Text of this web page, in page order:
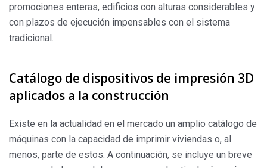
promociones enteras, edificios con alturas considerables y
con plazos de ejecución impensables con el sistema
tradicional.
Catálogo de dispositivos de impresión 3D
aplicados a la construcción
Existe en la actualidad en el mercado un amplio catálogo de
máquinas con la capacidad de imprimir viviendas o, al
menos, parte de estos. A continuación, se incluye un breve